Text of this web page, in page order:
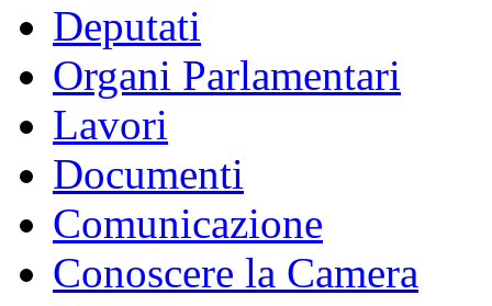
Deputati
Organi Parlamentari
Lavori
Documenti
Comunicazione
Conoscere la Camera